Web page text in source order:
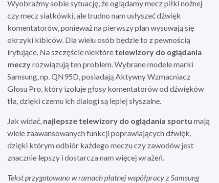
Wyobraźmy sobie sytuację, że oglądamy mecz piłki nożnej
czy mecz siatkówki, ale trudno nam usłyszeć dźwięk
komentatorów, ponieważ na pierwszy plan wysuwają się
okrzyki kibiców. Dla wielu osób będzie to z pewnością
irytujące. Na szczęście niektóre telewizory do oglądania
meczyrozwiązują ten problem. Wybrane modele marki
Samsung, np. QN95D, posiadają Aktywny Wzmacniacz
Głosu Pro, który izoluje głosy komentatorów od dźwięków
tła, dzięki czemu ich dialogi są lepiej słyszalne.
Jak widać, najlepsze telewizory do oglądania sportu mają
wiele zaawansowanych funkcji poprawiających dźwięk,
dzięki którym odbiór każdego meczu czy zawodów jest
znacznie lepszy i dostarcza nam więcej wrażeń.
Tekst przygotowano w ramach płatnej współpracy z Samsung